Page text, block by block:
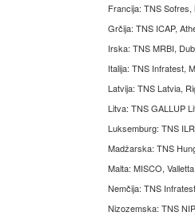
Francija: TNS Sofres,
Grčija: TNS ICAP,
Irska: TNS MRBI,
Italija: TNS Infratest,
Latvija: TNS Latvia,
Litva: TNS GALLUP
Luksemburg: TNS
Madžarska: TNS
Malta: MISCO, Valletta
Nemčija: TNS
Nizozemska: TNS